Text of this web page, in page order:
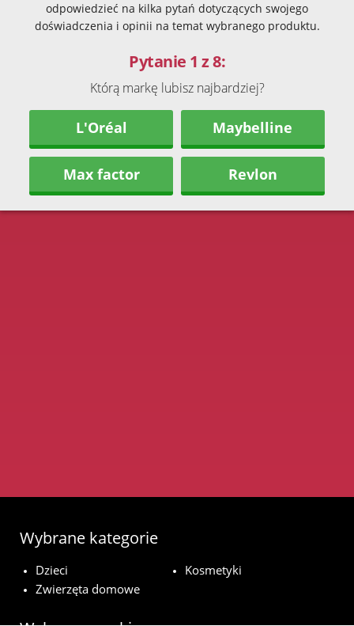
odpowiedzieć na kilka pytań dotyczących swojego
doświadczenia i opinii na temat wybranego produktu.
Pytanie 1 z 8:
Którą markę lubisz najbardziej?
L'Oréal Maybelline
Max factor Revlon
Wybrane kategorie
Dzieci
Kosmetyki
Zwierzęta domowe